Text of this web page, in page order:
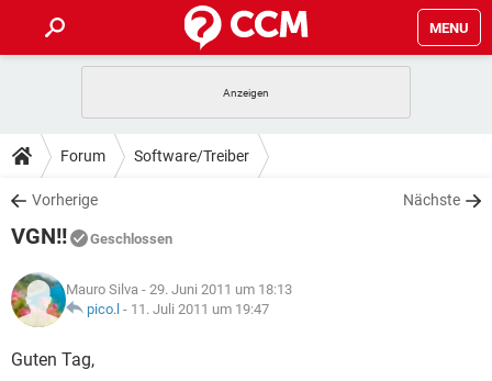
MENU
ANDROID IOS
WINDOWS 10
WHATSAPP
FACEBOOK
TIPPS & TRICKS
SPIELE
WHATSAPP TIKTOK
FACEBOOK
DOWNLOADS
SPIELE
ANDROID
WINDOWS 10 INSTAGRAM
WHATSAPP
SPIELE STREAMING
ANDROID
WINDOWS 10
LEXIKON
SPIELE
Forum Software/Treiber
Vorherige Nächste
VGN!! Geschlossen
Mauro Silva - 29. Juni 2011 um 18:13
pico.l - 11. Juli 2011 um 19:47
Guten Tag,